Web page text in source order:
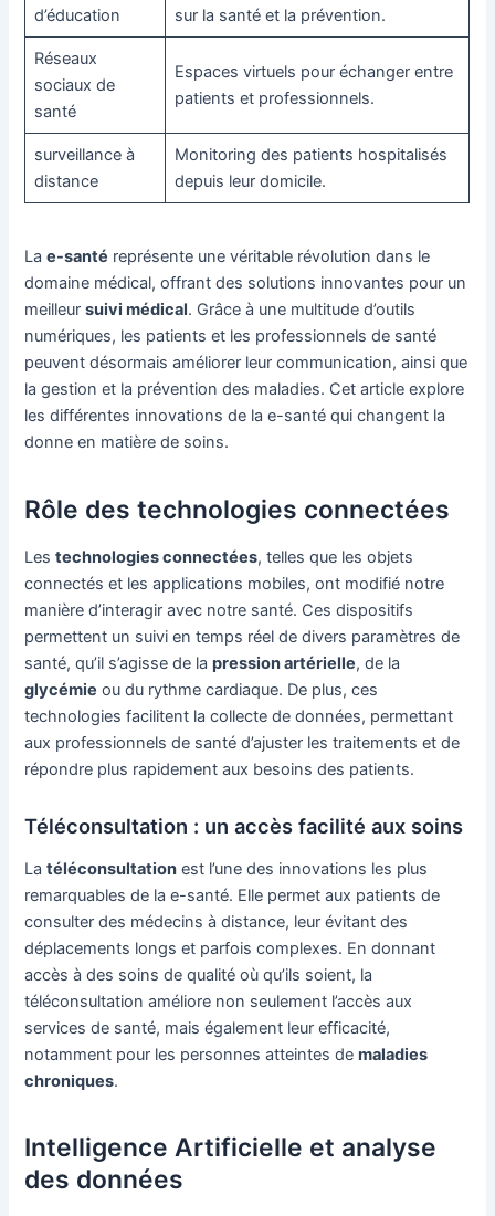
d’éducation sur la santé et la prévention.
Réseaux
sociaux de
santé
Espaces virtuels pour échanger entre
patients et professionnels.
surveillance à
distance
Monitoring des patients hospitalisés
depuis leur domicile.
Lae-santé représente une véritable révolution dans le
domaine médical, offrant des solutions innovantes pour un
meilleursuivi médical. Grâce à une multitude d’outils
numériques, les patients et les professionnels de santé
peuvent désormais améliorer leur communication, ainsi que
la gestion et la prévention des maladies. Cet article explore
les différentes innovations de la e-santé qui changent la
donne en matière de soins.
Rôle des technologies connectées
Lestechnologies connectées, telles que les objets
connectés et les applications mobiles, ont modifié notre
manière d’interagir avec notre santé. Ces dispositifs
permettent un suivi en temps réel de divers paramètres de
santé, qu’il s’agisse de lapression artérielle, de la
glycémie ou du rythme cardiaque. De plus, ces
technologies facilitent la collecte de données, permettant
aux professionnels de santé d’ajuster les traitements et de
répondre plus rapidement aux besoins des patients.
Téléconsultation : un accès facilité aux soins
Latéléconsultation est l’une des innovations les plus
remarquables de la e-santé. Elle permet aux patients de
consulter des médecins à distance, leur évitant des
déplacements longs et parfois complexes. En donnant
accès à des soins de qualité où qu’ils soient, la
téléconsultation améliore non seulement l’accès aux
services de santé, mais également leur efficacité,
notamment pour les personnes atteintes demaladies
chroniques.
Intelligence Artificielle et analyse
des données